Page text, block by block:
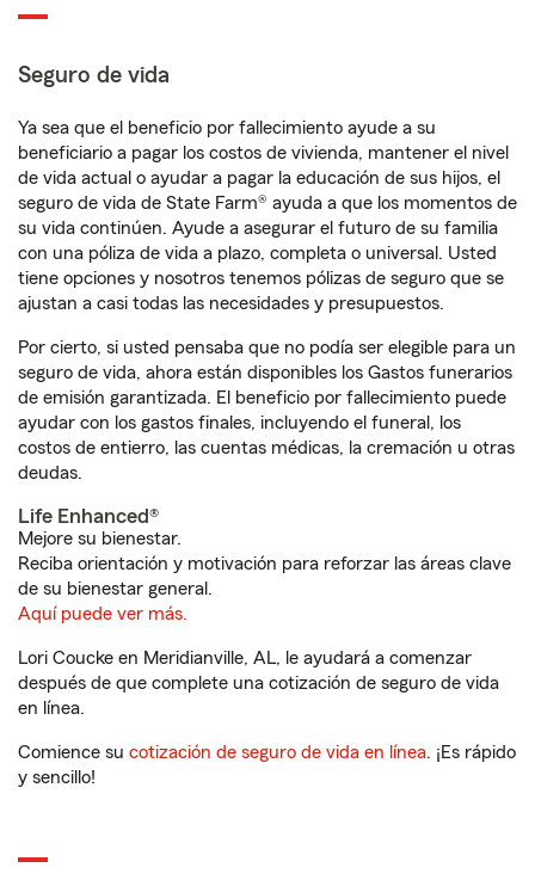
Seguro de vida
Ya sea que el beneficio por fallecimiento ayude a su
beneficiario a pagar los costos de vivienda, mantener el nivel
de vida actual o ayudar a pagar la educación de sus hijos, el
seguro de vida de State Farm® ayuda a que los momentos de
su vida continúen. Ayude a asegurar el futuro de su familia
con una póliza de vida a plazo, completa o universal. Usted
tiene opciones y nosotros tenemos pólizas de seguro que se
ajustan a casi todas las necesidades y presupuestos.
Por cierto, si usted pensaba que no podía ser elegible para un
seguro de vida, ahora están disponibles los Gastos funerarios
de emisión garantizada. El beneficio por fallecimiento puede
ayudar con los gastos finales, incluyendo el funeral, los
costos de entierro, las cuentas médicas, la cremación u otras
deudas.
Life Enhanced®
Mejore su bienestar.
Reciba orientación y motivación para reforzar las áreas clave
de su bienestar general.
Aquí puede ver más.
Lori Coucke en Meridianville, AL, le ayudará a comenzar
después de que complete una cotización de seguro de vida
en línea.
Comience su cotización de seguro de vida en línea. ¡Es rápido
y sencillo!